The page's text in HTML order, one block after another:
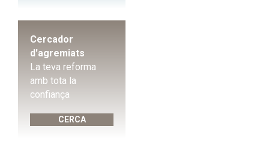
Cercador
d'agremiats
La teva reforma
amb tota la
confiança
CERCA